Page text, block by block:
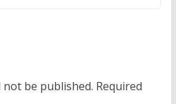
not be published. Required